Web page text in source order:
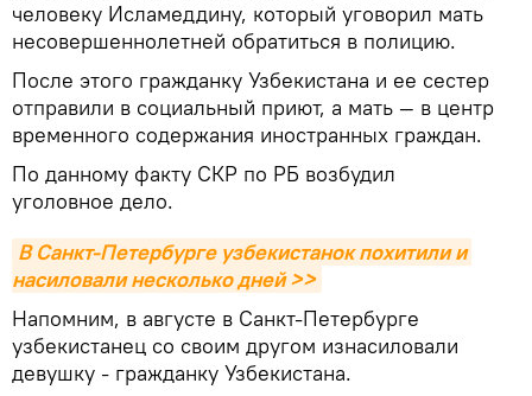
человеку Исламеддину, который уговорил мать
несовершеннолетней обратиться в полицию.
После этого гражданку Узбекистана и ее сестер
отправили в социальный приют, а мать — в центр
временного содержания иностранных граждан.
По данному факту СКР по РБ возбудил
уголовное дело.
В Санкт-Петербурге узбекистанок похитили и
насиловали несколько дней >>
Напомним, в августе в Санкт-Петербурге
узбекистанец со своим другом изнасиловали
девушку - гражданку Узбекистана.